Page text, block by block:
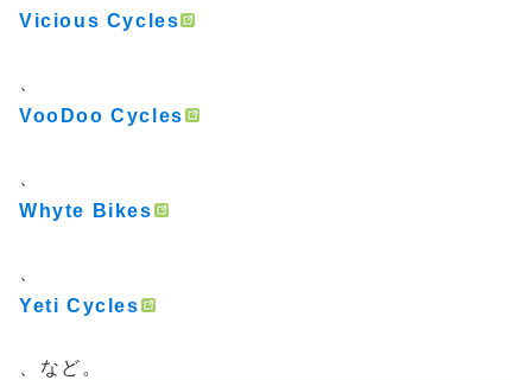
Vicious Cycles
VooDoo Cycles
Whyte Bikes
Yeti Cycles
、など。